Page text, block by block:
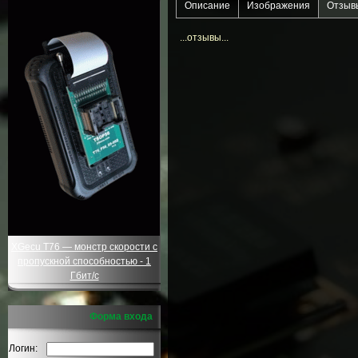
XGecu T76 — монстр скорости с
пропускной способностью - 1
Гбит/с
Форма входа
Логин:
Описание Изображения
...отзывы...